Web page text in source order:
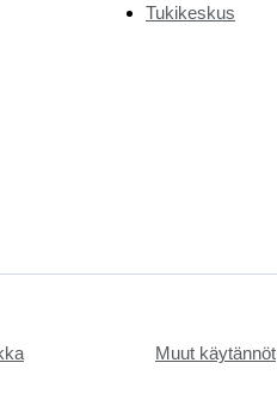
Tukikeskus
Muut käytännöt